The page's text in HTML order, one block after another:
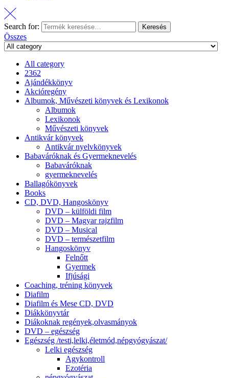
Search for: Keresés
Összes
All category
2362
Ajándékkönyv
Akcióregény
Albumok, Művészeti könyvek és Lexikonok
Albumok
Lexikonok
Művészeti könyvek
Antikvár könyvek
Antikvár nyelvkönyvek
Babaváróknak és Gyermeknevelés
Babaváróknak
gyermeknevelés
Ballagókönyvek
Books
CD, DVD, Hangoskönyv
DVD – külföldi film
DVD – Magyar rajzfilm
DVD – Musical
DVD – természetfilm
Hangoskönyv
Felnőtt
Gyermek
Ifjúsági
Coaching, tréning könyvek
Diafilm
Diafilm és Mese CD, DVD
Diákkönyvtár
Diákoknak regények,olvasmányok
DVD – egészség
Egészség /testi,lelki,életmód,népgyógyászat/
Lelki egészség
Agykontroll
Ezotéria